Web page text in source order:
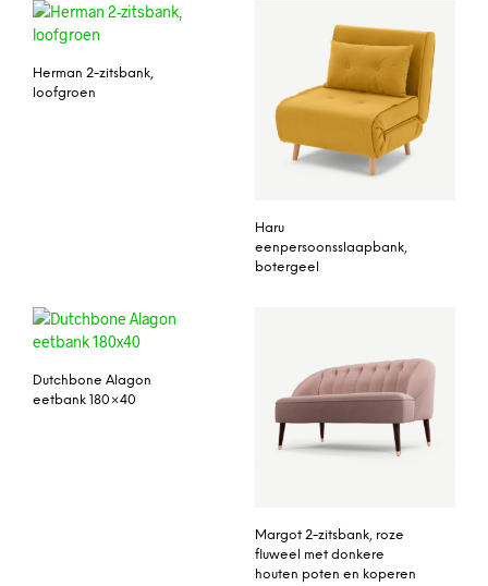
Herman 2-zitsbank,
loofgroen
Haru
eenpersoonsslaapbank,
botergeel
Dutchbone Alagon
eetbank 180×40
Margot 2-zitsbank, roze
fluweel met donkere
houten poten en koperen